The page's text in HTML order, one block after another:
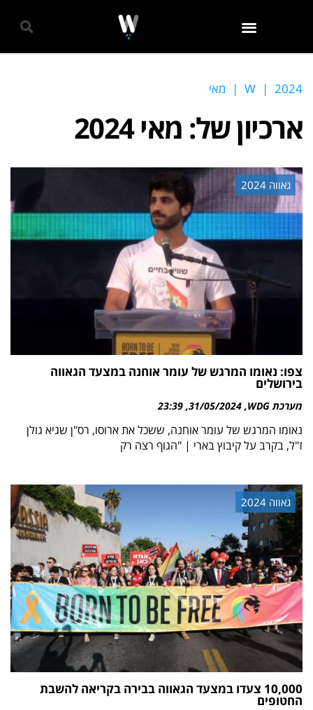
W | 2024
| מאי
ארכיון של: מאי 2024
גאווה 2024
צפו: נאומו המרגש של עומר אוחנה במצעד הגאווה
בירושלים
מערכת WDG 31/05/2024
23:39
נאומו המרגש של עומר אוחנה, ששכל את ארוסו, רס"ן שגיא גולן
ז"ל, בקרב על קיבוץ בארי | "הגוף רצה רק
גאווה 2024
10,000 צעדו במצעד הגאווה בבירה בקריאה להשבת
החטופים